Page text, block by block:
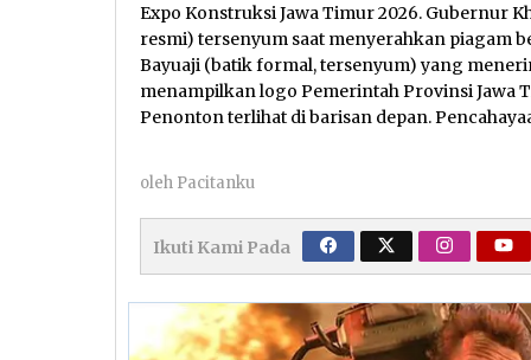
Expo Konstruksi Jawa Timur 2026. Gubernur
resmi) tersenyum saat menyerahkan piagam
Bayuaji (batik formal, tersenyum) yang
menampilkan logo Pemerintah Provinsi Jawa
Penonton terlihat di barisan depan.
oleh Pacitanku
Ikuti Kami Pada